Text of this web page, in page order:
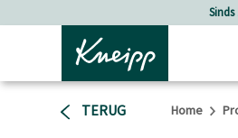
Sinds
TERUG Home